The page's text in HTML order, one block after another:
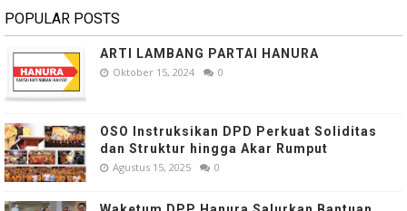
POPULAR POSTS
ARTI LAMBANG PARTAI HANURA
Oktober 15, 2024 0
OSO Instruksikan DPD Perkuat Soliditas
dan Struktur hingga Akar Rumput
Agustus 15, 2025 0